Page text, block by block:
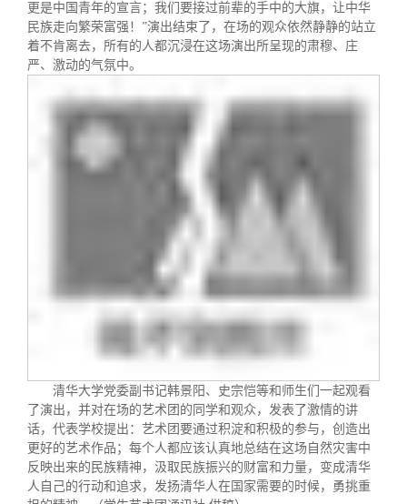
更是中国青年的宣言；我们要接过前辈的手中的大旗，让中华
民族走向繁荣富强！ ”演出结束了，在场的观众依然静静的站立
着不肯离去，所有的人都沉浸在这场演出所呈现的肃穆、庄
严、激动的气氛中。
清华大学党委副书记韩景阳、史宗恺等和师生们一起观看
了演出，并对在场的艺术团的同学和观众，发表了激情的讲
话，代表学校提出：艺术团要通过积淀和积极的参与，创造出
更好的艺术作品；每个人都应该认真地总结在这场自然灾害中
反映出来的民族精神，汲取民族振兴的财富和力量，变成清华
人自己的行动和追求，发扬清华人在国家需要的时候，勇挑重